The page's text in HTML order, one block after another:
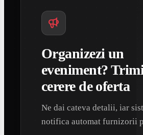
Organizezi un
eveniment?
cerere de oferta
Ne dai cateva detalii, iar
notifica automat furnizorii